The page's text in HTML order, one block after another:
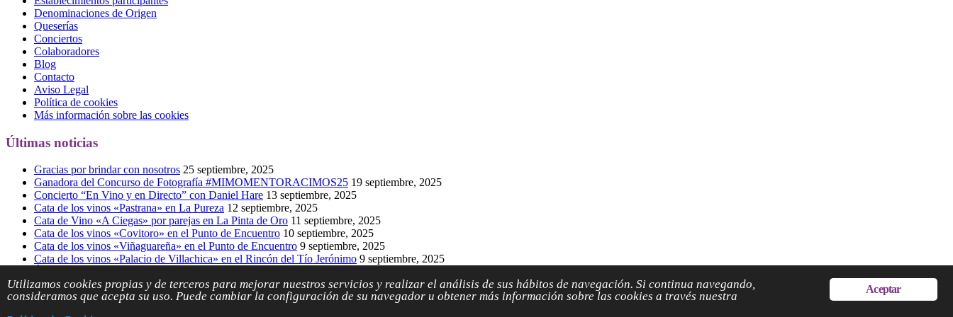
Denominaciones de Origen
Queserías
Conciertos
Colaboradores
Blog
Contacto
Aviso Legal
Política de cookies
Más información sobre las cookies
Últimas noticias
Gracias por brindar con nosotros 25 septiembre, 2025
Ganadora del Concurso de Fotografía #MIMOMENTORACIMOS25 19 septiembre, 2025
Concierto “En Vino y en Directo” con Daniel Hare 13 septiembre, 2025
Cata de los vinos «Pastrana» en La Pureza 12 septiembre, 2025
Cata de Vino «A Ciegas» por parejas en La Pinta de Oro 11 septiembre, 2025
Cata de los vinos «Covitoro» en el Punto de Encuentro 10 septiembre, 2025
Cata de los vinos «Viñaguareña» en el Punto de Encuentro 9 septiembre, 2025
Cata de los vinos «Palacio de Villachica» en el Rincón del Tío Jerónimo 9 septiembre, 2025
I Cross “Entre Racimos” celebrado en Villanueva de Campeán 9 septiembre, 2025
Aceptar
Utilizamos cookies propias y de terceros para mejorar nuestros servicios y realizar el análisis de sus hábitos de navegación. Si continua navegando,
consideramos que acepta su uso. Puede cambiar la configuración de su navegador u obtener más información sobre las cookies a través nuestra